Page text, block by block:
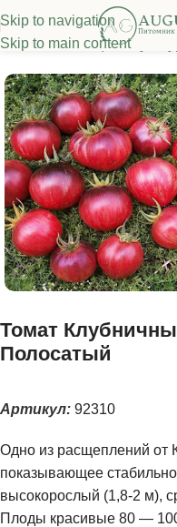
Skip to navigation
Skip to main content
/Семена овощных культур
Томат
Полосатый
Артикул: 92310
Одно из расщеплений от
показывающее
высокорослый (1,8-2 м),
Плоды красивые 80 —